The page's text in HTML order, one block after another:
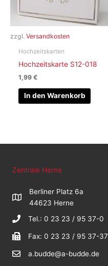
zzgl. Versandkosten
Hochzeitskarten
Hochzeitskarte S12-018
1,99€
In den Warenkorb
Zentrale Herne
Berliner Platz 6a
44623 Herne
Tel.: 0 23 23 / 95 37-0
Fax: 0 23 23 / 95 37-37
a.budde@a-budde.de